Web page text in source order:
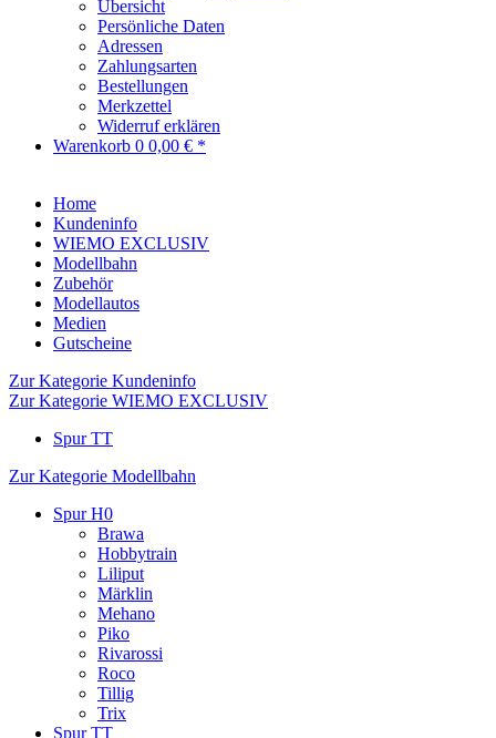
Übersicht
Persönliche Daten
Adressen
Zahlungsarten
Bestellungen
Merkzettel
Widerruf erklären
Warenkorb 0 0,00 € *
Home
Kundeninfo
WIEMO EXCLUSIV
Modellbahn
Zubehör
Modellautos
Medien
Gutscheine
Zur Kategorie Kundeninfo
Zur Kategorie WIEMO EXCLUSIV
Spur TT
Zur Kategorie Modellbahn
Spur H0
Brawa
Hobbytrain
Liliput
Märklin
Mehano
Piko
Rivarossi
Roco
Tillig
Trix
Spur TT